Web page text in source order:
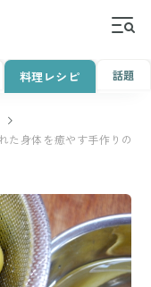
料理レシピ 話題
た身体を癒やす手作りの